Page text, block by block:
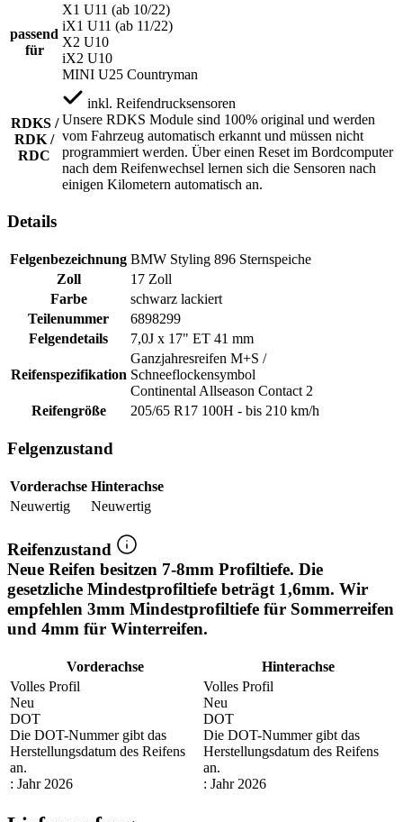
passend
für
X1 U11 (ab 10/22)
iX1 U11 (ab 11/22)
X2 U10
iX2 U10
MINI U25 Countryman
RDKS /
RDK /
RDC
inkl. Reifendrucksensoren
Unsere RDKS Module sind 100% original und werden
vom Fahrzeug automatisch erkannt und müssen nicht
programmiert werden. Über einen Reset im Bordcomputer
nach dem Reifenwechsel lernen sich die Sensoren nach
einigen Kilometern automatisch an.
Details
Felgenbezeichnung BMW Styling 896 Sternspeiche
Zoll
17 Zoll
Farbe
schwarz lackiert
Teilenummer
6898299
Felgendetails
7,0J x 17" ET 41 mm
Reifenspezifikation
Ganzjahresreifen M+S /
Schneeflockensymbol
Continental Allseason Contact 2
Reifengröße
205/65 R17 100H - bis 210 km/h
Felgenzustand
Vorderachse Hinterachse
Neuwertig
Neuwertig
Reifenzustand
Neue Reifen besitzen 7-8mm Profiltiefe. Die
gesetzliche Mindestprofiltiefe beträgt 1,6mm. Wir
empfehlen 3mm Mindestprofiltiefe für Sommerreifen
und 4mm für Winterreifen.
Vorderachse
Hinterachse
Volles Profil
Neu
DOT
Die DOT-Nummer gibt das
Herstellungsdatum des Reifens
an.
: Jahr 2026
Volles Profil
Neu
DOT
Die DOT-Nummer gibt das
Herstellungsdatum des Reifens
an.
: Jahr 2026